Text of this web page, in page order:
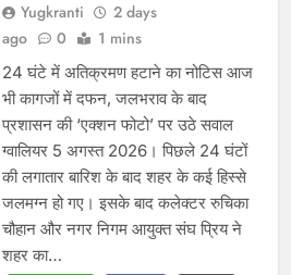
Yugkranti
2 days
ago
0 1 mins
24 घंटे में अतिक्रमण हटाने का नोटिस आज
भी कागजों में दफन, जलभराव के बाद
प्रशासन की ‘एक्शन फोटो’ पर उठे सवाल
ग्वालियर 5 अगस्त 2026। पिछले 24 घंटों
की लगातार बारिश के बाद शहर के कई हिस्से
जलमग्न हो गए। इसके बाद कलेक्टर रुचिका
चौहान और नगर निगम आयुक्त संघ प्रिय ने
शहर का…